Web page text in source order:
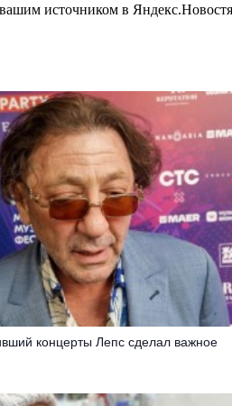
источником в
концерты Лепс сделал важное